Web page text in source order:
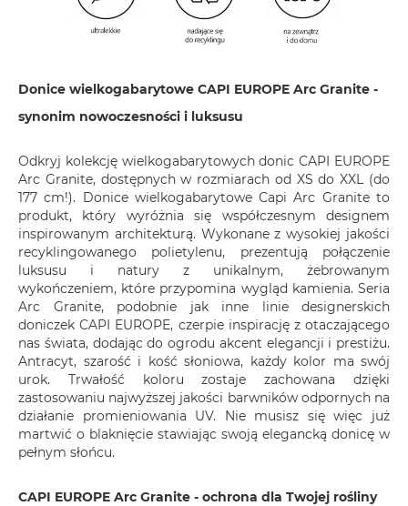
Donice wielkogabarytowe CAPI EUROPE Arc Granite -
synonim nowoczesności i luksusu
Odkryj kolekcję wielkogabarytowych donic CAPI EUROPE
Arc Granite, dostępnych w rozmiarach od XS do XXL (do
177 cm!). Donice wielkogabarytowe Capi Arc Granite to
produkt, który wyróżnia się współczesnym designem
inspirowanym architekturą. Wykonane z wysokiej jakości
recyklingowanego polietylenu, prezentują połączenie
luksusu i natury z unikalnym, żebrowanym
wykończeniem, które przypomina wygląd kamienia. Seria
Arc Granite, podobnie jak inne linie designerskich
doniczek CAPI EUROPE, czerpie inspirację z otaczającego
nas świata, dodając do ogrodu akcent elegancji i prestiżu.
Antracyt, szarość i kość słoniowa, każdy kolor ma swój
urok. Trwałość koloru zostaje zachowana dzięki
zastosowaniu najwyższej jakości barwników odpornych na
działanie promieniowania UV. Nie musisz się więc już
martwić o blaknięcie stawiając swoją elegancką donicę w
pełnym słońcu.
CAPI EUROPE Arc Granite - ochrona dla Twojej rośliny